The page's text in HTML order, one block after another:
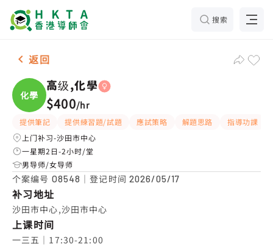
搜索
女-1名 高级,化學，沙田市中心 补习推介
返回
化學
高级,化學
$400/hr
提供筆記 提供練習題/試題 應試策略 解題思路 指導功課
上门补习-沙田市中心
一星期2日-2小时/堂
男导师/女导师
个案编号 O8548 ｜登记时间 2026/05/17
补习地址
沙田市中心,沙田市中心
上课时间
一三五｜17:30-21:00